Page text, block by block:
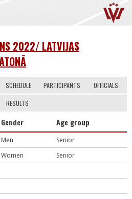
2022/ LATVIJAS
SCHEDULE PARTICIPANTS OFFICIALS
RESULTS
Gender Age group
Men
Senior
Women
Senior